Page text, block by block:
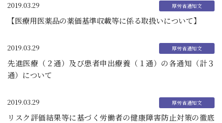
2019.03.29
【医療用医薬品の薬価基準収載等に係る取扱いについて】
2019.03.29
先進医療（２通）及び患者申出療養（１通）の各通知（計３
通）について
2019.03.29
リスク評価結果等に基づく労働者の健康障害防止対策の徹底